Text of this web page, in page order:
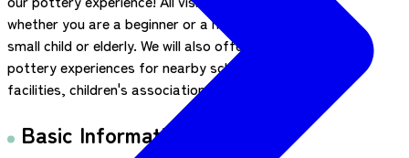
whether you are a beginner or a hobbyist in pottery,
small child or elderly. We will also offer on-site
pottery experiences for nearby schools, public
facilities, children's associations, etc.
Basic Information